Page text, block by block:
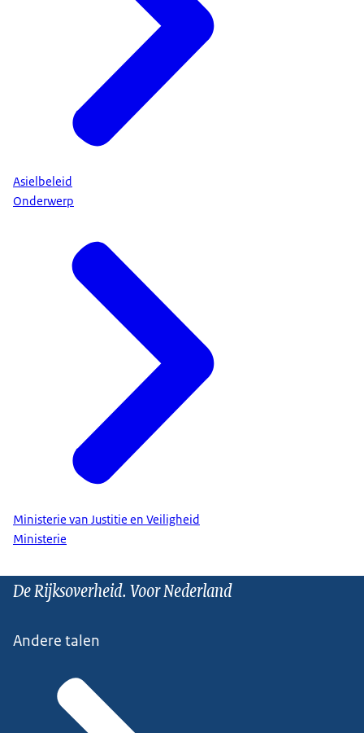
Asielbeleid
Onderwerp
Ministerie van Justitie en Veiligheid
Ministerie
De Rijksoverheid. Voor Nederland
Andere talen